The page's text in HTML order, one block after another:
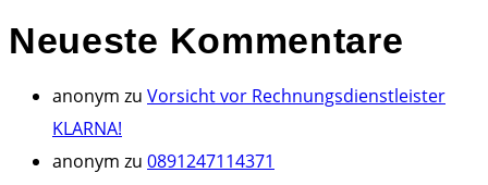
Neueste Kommentare
anonym zu Vorsicht vor Rechnungsdienstleister
KLARNA!
anonym zu 0891247114371